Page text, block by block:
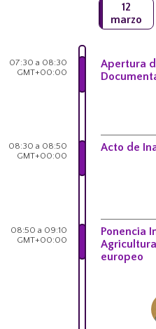
12
marzo
07:30 a 08:30
GMT+00:00
Apertura
08:30 a 08:50
GMT+00:00
Acto de
08:50 a 09:10
GMT+00:00
Ponencia
europeo